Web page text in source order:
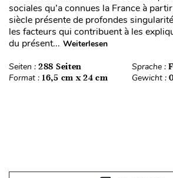
sociales qu’a connues la France à
siècle présente de profondes
les facteurs qui contribuent à les
du présent... Weiterlesen
Seiten : 288 Seiten Sprache :
Format : 16,5 cm x 24 cm Gewicht :